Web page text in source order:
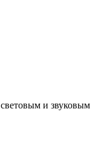
и звуковым